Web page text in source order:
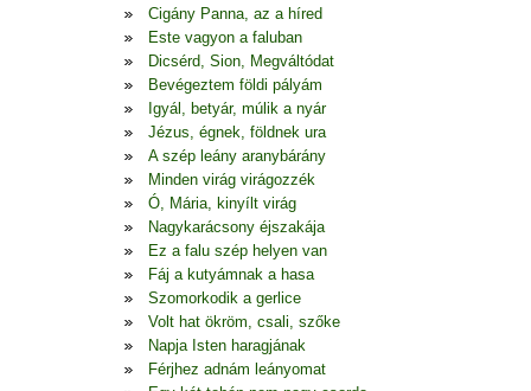
Cigány Panna, az a híred
Este vagyon a faluban
Dicsérd, Sion, Megváltódat
Bevégeztem földi pályám
Igyál, betyár, múlik a nyár
Jézus, égnek, földnek ura
A szép leány aranybárány
Minden virág virágozzék
Ó, Mária, kinyílt virág
Nagykarácsony éjszakája
Ez a falu szép helyen van
Fáj a kutyámnak a hasa
Szomorkodik a gerlice
Volt hat ökröm, csali, szőke
Napja Isten haragjának
Férjhez adnám leányomat